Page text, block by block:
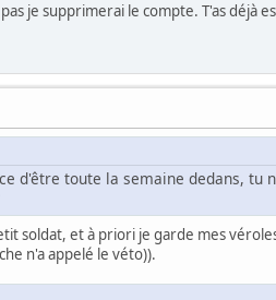
je supprimerai le compte. T'as déjà
d'être toute la semaine dedans, tu
soldat, et à priori je garde mes
n'a appelé le véto)).